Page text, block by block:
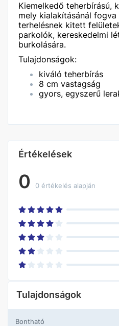
Kiemelkedő teherbírású,
mely kialakításánál
terhelésnek kitett
parkolók, kereskedelmi
burkolására.
Tulajdonságok:
kiváló teherbírás
8 cm vastagság
gyors, egyszerű
Értékelések
0 0 értékelés alapján
Tulajdonságok
Bontható